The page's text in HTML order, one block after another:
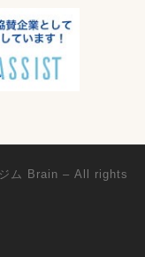
ム Brain – All rights